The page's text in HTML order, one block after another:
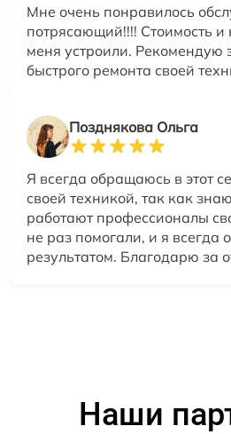
Мне очень понравилось
потрясающий!!!! Стоимость и
меня устроили. Рекомендую
быстрого ремонта своей
Позднякова Ольга
Я всегда обращаюсь в этот
своей техникой, так как
работают профессионалы
не раз помогали, и я всегда
результатом. Благодарю за
Наши